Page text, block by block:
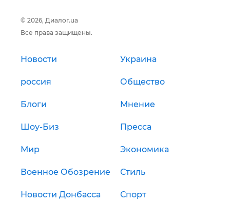
© 2026, Диалог.ua
Все права защищены.
Новости Украина
россия Общество
Блоги Мнение
Шоу-Биз Пресса
Мир Экономика
Военное Обозрение Стиль
Новости Донбасса Спорт